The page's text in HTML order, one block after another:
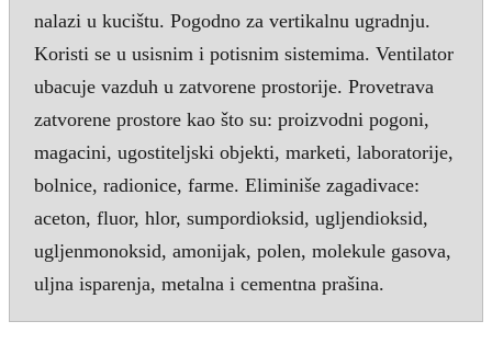
nalazi u kucištu. Pogodno za vertikalnu ugradnju.
Koristi se u usisnim i potisnim sistemima. Ventilator
ubacuje vazduh u zatvorene prostorije. Provetrava
zatvorene prostore kao što su: proizvodni pogoni,
magacini, ugostiteljski objekti, marketi, laboratorije,
bolnice, radionice, farme. Eliminiše zagadivace:
aceton, fluor, hlor, sumpordioksid, ugljendioksid,
ugljenmonoksid, amonijak, polen, molekule gasova,
uljna isparenja, metalna i cementna prašina.